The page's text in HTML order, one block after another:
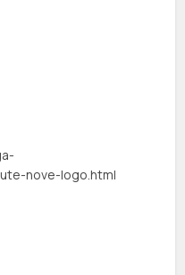
nove-logo.html